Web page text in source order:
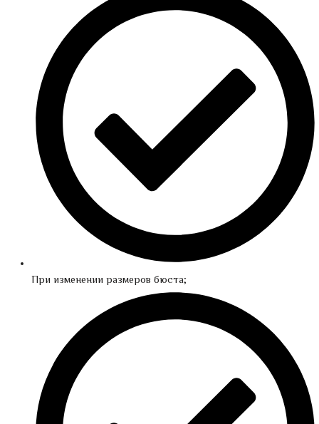
При изменении размеров бюста;